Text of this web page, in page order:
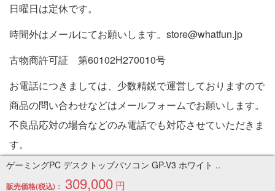
ゲーミングPC デスクトップパソコン GP-V3 ホワイト ..
販売価格(税込)： 309,000 円
日曜日は定休です。
時間外はメールにてお願いします。store@whatfun.jp
古物商許可証 第60102H270010号
お電話につきましては、少数精鋭で運営しておりますので
商品の問い合わせなどはメールフォームでお願いします。
不良品応対の場合などのみ電話でも対応させていただきま
す。
特定商取引法に基づく表記